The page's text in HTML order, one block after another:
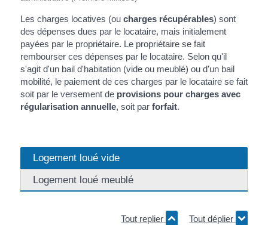
Les charges locatives (ou charges récupérables) sont
des dépenses dues par le locataire, mais initialement
payées par le propriétaire. Le propriétaire se fait
rembourser ces dépenses par le locataire. Selon qu'il
s'agit d'un bail d'habitation (vide ou meublé) ou d'un bail
mobilité, le paiement de ces charges par le locataire se fait
soit par le versement de provisions pour charges avec
régularisation annuelle, soit par forfait.
Logement loué vide
Logement loué meublé
Tout replier Tout déplier